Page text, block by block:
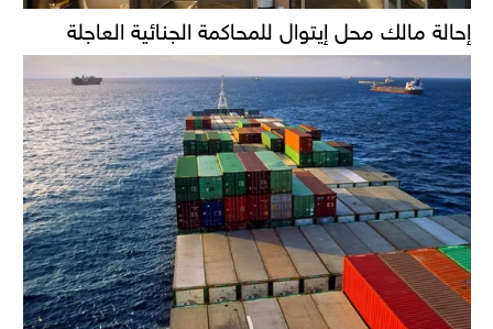
إحالة مالك محل إيتوال للمحاكمة الجنائية العاجلة